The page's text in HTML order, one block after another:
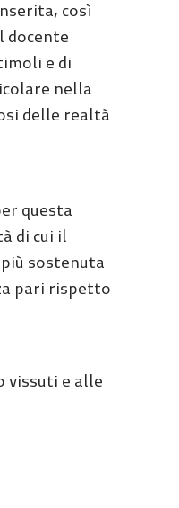
così
docente
e di
nella
delle realtà
questa
di cui il
sostenuta
pari rispetto
vissuti e alle